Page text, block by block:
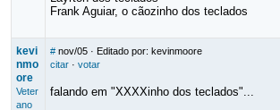
Frank Aguiar, o cãozinho dos teclados
kevi
nmo
ore
Veter
ano
# nov/05· Editado por: kevinmoore
citar· votar
falando em "XXXXinho dos teclados"...